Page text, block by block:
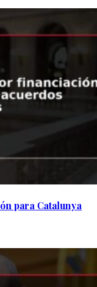
para Catalunya